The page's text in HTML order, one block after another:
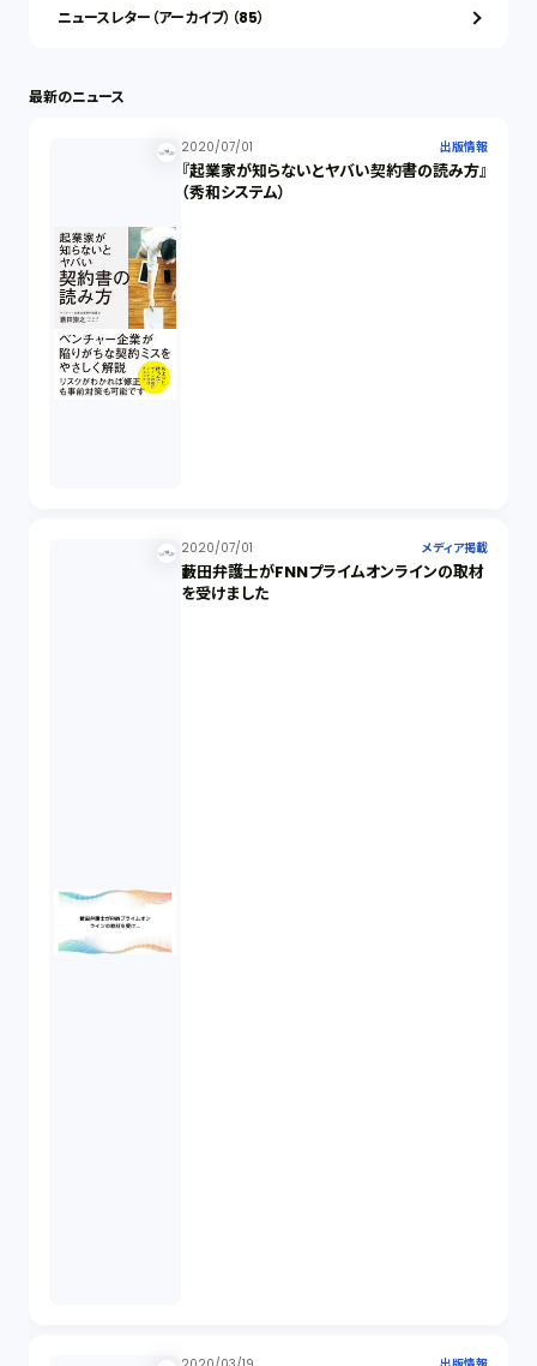
ニュースレター（アーカイブ）（85）
最新のニュース
2020/07/01 出版情報
『起業家が知らないとヤバい契約書の読み方』
（秀和システム）
2020/07/01 メディア掲載
藪田弁護士がFNNプライムオンラインの取材
を受けました